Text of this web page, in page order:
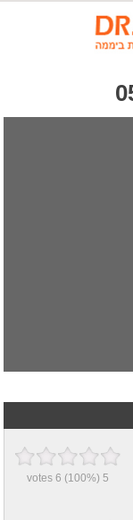
5
(100%)
6
votes